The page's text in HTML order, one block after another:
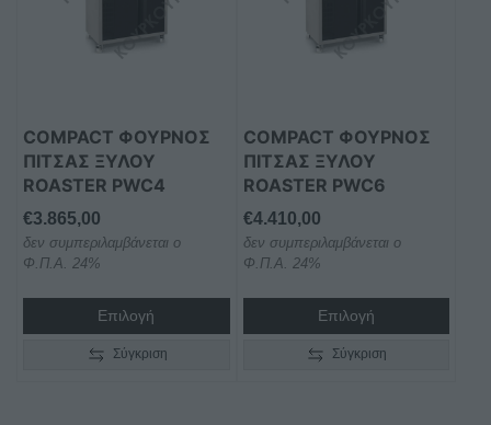
COMPACT ΦΟΥΡΝΟΣ
ΠΙΤΣΑΣ ΞΥΛΟΥ
ROASTER PWC4
€3.865,00
δεν συμπεριλαμβάνεται ο
Φ.Π.Α. 24%
Επιλογή
Σύγκριση
COMPACT ΦΟΥΡΝΟΣ
ΠΙΤΣΑΣ ΞΥΛΟΥ
ROASTER PWC6
€4.410,00
δεν συμπεριλαμβάνεται ο
Φ.Π.Α. 24%
Επιλογή
Σύγκριση